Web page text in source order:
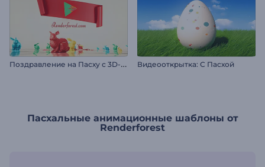
П
оздравление на Пасху с 3D-лентой Видеооткрытка: С Пасхой
Пасхальные анимационные шаблоны от
Renderforest